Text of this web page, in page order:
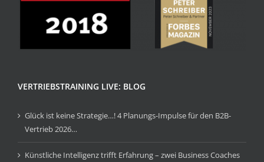
VERTRIEBSTRAINING LIVE: BLOG
Glück ist keine Strategie…! 4 Planungs-Impulse für den B2B-
Vertrieb 2026…
Künstliche Intelligenz trifft Erfahrung – zwei Business Coaches